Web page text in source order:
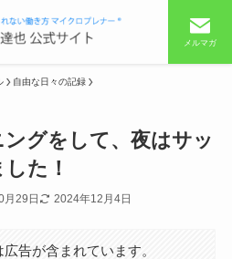
メルマガ
自由な日々の記録
グをして、夜はサッ
た！
月29日 2024年12月4日
告が含まれています。